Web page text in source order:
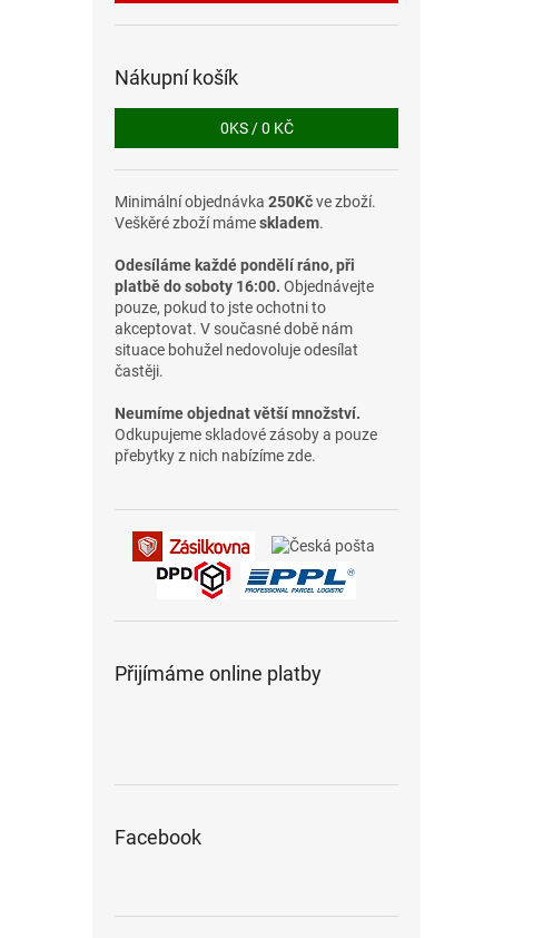
Nákupní košík
0KS /0 KČ
Minimální objednávka 250Kčve zboží.
Veškěré zboží mámeskladem.
Odesíláme každé pondělí ráno, při
platbě do soboty 16:00. Objednávejte
pouze, pokud to jste ochotni to
akceptovat. V současné době nám
situace bohužel nedovoluje odesílat
častěji.
Neumíme objednat větší množství.
Odkupujeme skladové zásoby a pouze
přebytky z nich nabízíme zde.
Přijímáme online platby
Facebook